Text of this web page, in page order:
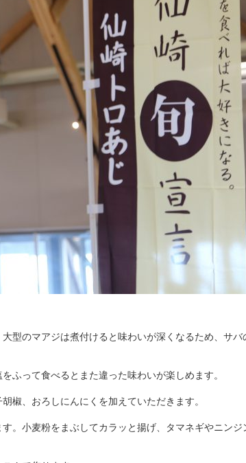
型のマアジは煮付けると味わいが深くなるため、サバ
ふって食べるとまた違った味わいが楽しめます。
椒、おろしにんにくを加えていただきます。
。小麦粉をまぶしてカラッと揚げ、タマネギやニンジ